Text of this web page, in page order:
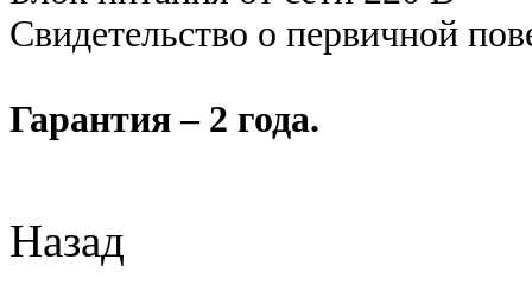
Свидетельство о первичной
Гарантия – 2 года.
Назад